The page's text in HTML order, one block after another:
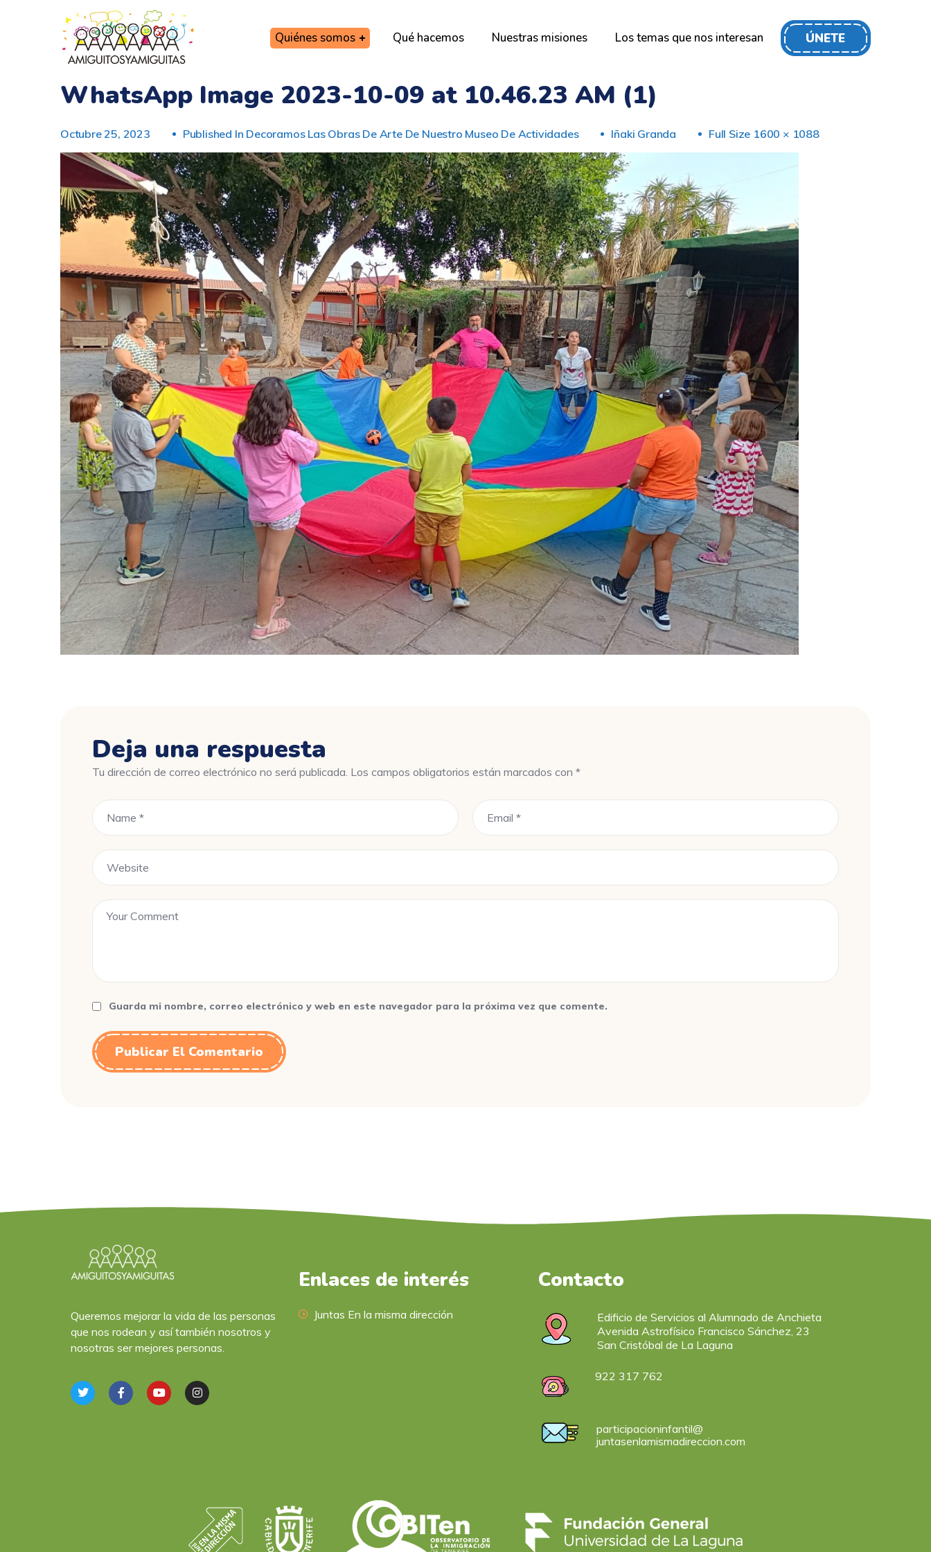
Quiénes somos Qué hacemos Nuestras misiones Los temas que nos interesan ÚNETE
WhatsApp Image 2023-10-09 at 10.46.23 AM (1)
Octubre 25, 2023 Published In Decoramos Las Obras De Arte De Nuestro Museo De Actividades Iñaki Granda Full Size 1600 × 1088
Deja una respuesta
Tu dirección de correo electrónico no será publicada. Los campos obligatorios están marcados con *
Guarda mi nombre, correo electrónico y web en este navegador para la próxima vez que comente.
Queremos mejorar la vida de las personas
que nos rodean y así también nosotros y
nosotras ser mejores personas.
Enlaces de interés
Juntas En la misma dirección
Contacto
Edificio de Servicios al Alumnado de Anchieta
Avenida Astrofísico Francisco Sánchez, 23
San Cristóbal de La Laguna
922 317 762
participacioninfantil@
juntasenlamismadireccion.com